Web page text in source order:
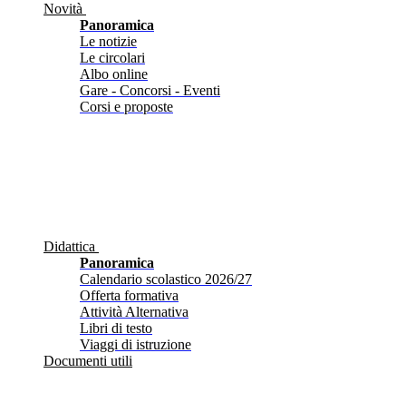
Novità
Panoramica
Le notizie
Le circolari
Albo online
Gare - Concorsi - Eventi
Corsi e proposte
Didattica
Panoramica
Calendario scolastico 2026/27
Offerta formativa
Attività Alternativa
Libri di testo
Viaggi di istruzione
Documenti utili